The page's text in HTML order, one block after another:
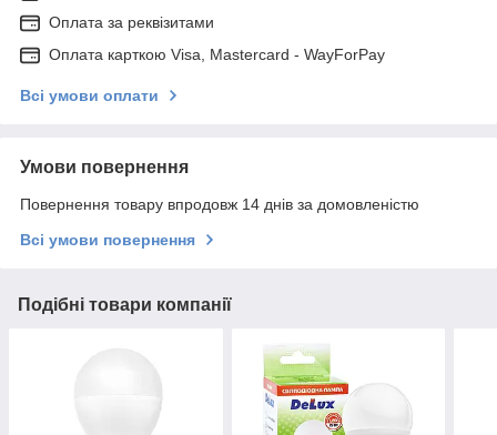
Оплата за реквізитами
Оплата карткою Visa, Mastercard - WayForPay
Всі умови оплати
Умови повернення
Повернення товару впродовж 14 днів за домовленістю
Всі умови повернення
Подібні товари компанії